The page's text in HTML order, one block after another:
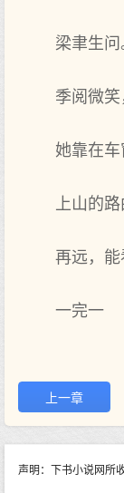
梁聿生问
季阅微笑
她靠在
上山的路
再远，能
一完一
上一章
声明：下书小说网所